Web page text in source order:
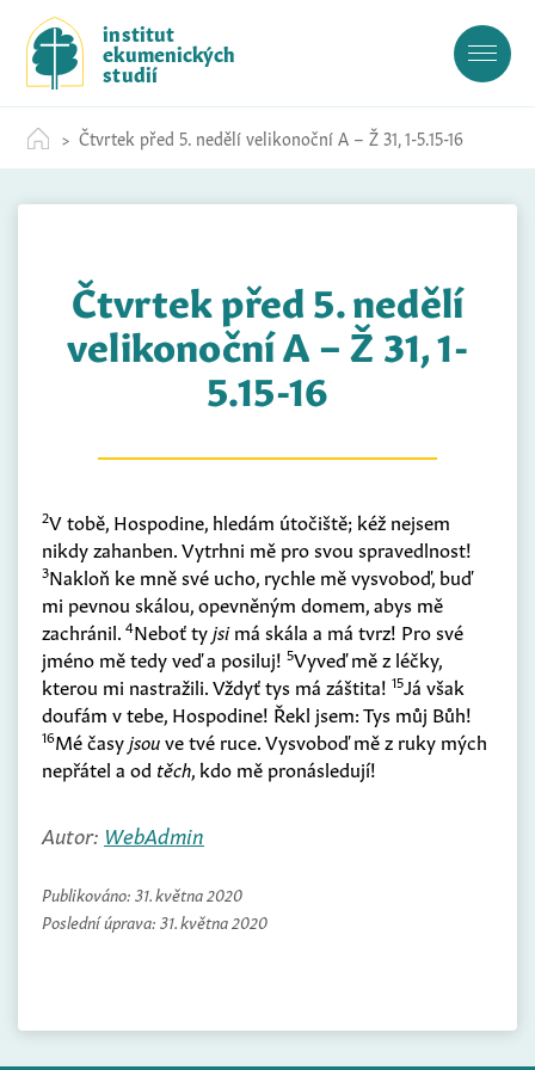
c
institut
ekumenických
studií
Čtvrtek před 5. nedělí velikonoční A – Ž 31, 1-5.15-16
Čtvrtek před 5. nedělí
velikonoční A – Ž 31, 1-
5.15-16
2V tobě, Hospodine, hledám útočiště; kéž nejsem
nikdy zahanben. Vytrhni mě pro svou spravedlnost!
3Nakloň ke mně své ucho, rychle mě vysvoboď, buď
mi pevnou skálou, opevněným domem, abys mě
zachránil. 4Neboť tyjsimá skála a má tvrz! Pro své
jméno mě tedy veď a posiluj! 5Vyveď mě z léčky,
kterou mi nastražili. Vždyť tys má záštita! 15Já však
doufám v tebe, Hospodine! Řekl jsem: Tys můj Bůh!
16Mé časyjsouve tvé ruce. Vysvoboď mě z ruky mých
nepřátel a od těch, kdo mě pronásledují!
Autor: WebAdmin
Publikováno: 31. května 2020
Poslední úprava: 31. května 2020